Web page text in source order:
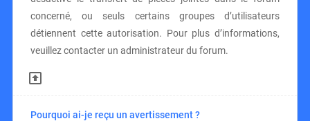
concerné, ou seuls certains groupes d’utilisateurs
détiennent cette autorisation. Pour plus d’informations,
veuillez contacter un administrateur du forum.
Pourquoi ai-je reçu un avertissement ?